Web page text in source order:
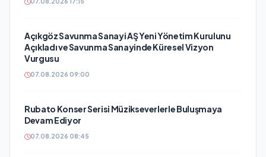
Açıkgöz Savunma Sanayi AŞ Yeni Yönetim Kurulunu
Açıkladı ve Savunma Sanayinde Küresel Vizyon
Vurgusu
07.08.2026 09:00
Rubato Konser Serisi Müzikseverlerle Buluşmaya
Devam Ediyor
07.08.2026 08:45